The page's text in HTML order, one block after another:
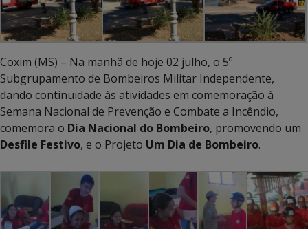
Coxim (MS) – Na manhã de hoje 02 julho, o 5º
Subgrupamento de Bombeiros Militar Independente,
dando continuidade às atividades em comemoração à
Semana Nacional de Prevenção e Combate a Incêndio,
comemora o Dia Nacional do Bombeiro, promovendo um
Desfile Festivo, e o Projeto Um Dia de Bombeiro.